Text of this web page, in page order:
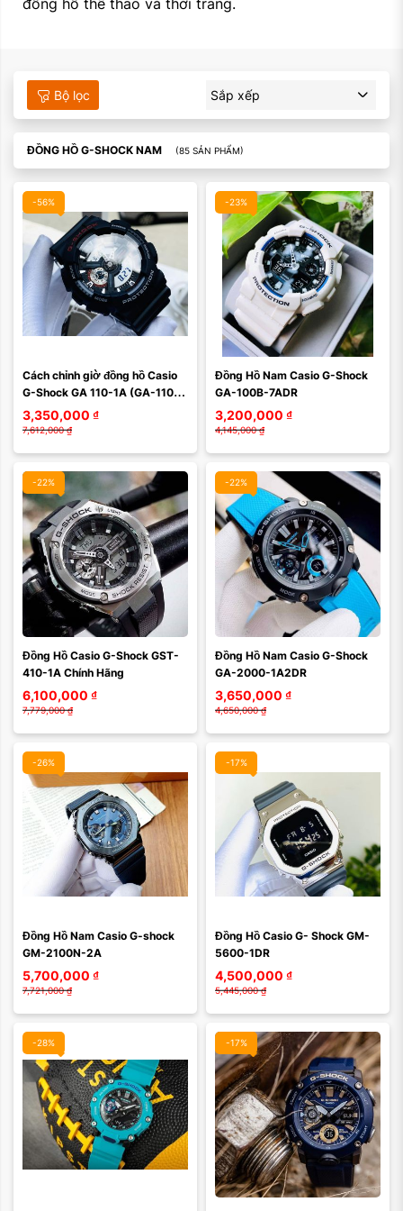
đồng hồ thể thao và thời trang.
Bộ lọc Sắp xếp
ĐỒNG HỒ G-SHOCK NAM (85 SẢN PHẨM)
-56%
Xóa
Cách chỉnh giờ đồng hồ Casio
G-Shock GA 110-1A (GA-110-
1ADR)
3,350,000 ₫
7,612,000 ₫
-23%
Đồng Hồ Nam Casio G-Shock
GA-100B-7ADR
3,200,000 ₫
4,145,000 ₫
-22%
Màu mặt:
Xóa
Đồng Hồ Casio G-Shock GST-
410-1A Chính Hãng
6,100,000 ₫
7,779,000 ₫
-22%
Màu mặt:
Xóa
Đồng Hồ Nam Casio G-Shock
GA-2000-1A2DR
3,650,000 ₫
4,650,000 ₫
-26%
Màu mặt:
Xóa
Đồng Hồ Nam Casio G-shock
GM-2100N-2A
5,700,000 ₫
7,721,000 ₫
-17%
Màu mặt:
Xóa
Đồng Hồ Casio G- Shock GM-
5600-1DR
4,500,000 ₫
5,445,000 ₫
-28%
Màu mặt:
Xóa
-17%
Màu mặt:
Màu mặt: Màu mặt: